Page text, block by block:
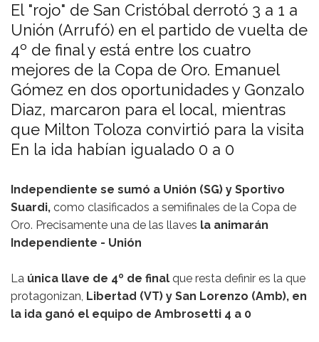
El "rojo" de San Cristóbal derrotó 3 a 1 a
Unión (Arrufó) en el partido de vuelta de
4º de final y está entre los cuatro
mejores de la Copa de Oro. Emanuel
Gómez en dos oportunidades y Gonzalo
Diaz, marcaron para el local, mientras
que Milton Toloza convirtió para la visita
En la ida habían igualado 0 a 0
Independiente se sumó a Unión (SG) y Sportivo
Suardi, como clasificados a semifinales de la Copa de
Oro. Precisamente una de las llaves la animarán
Independiente - Unión
La única llave de 4º de final que resta definir es la que
protagonizan, Libertad (VT) y San Lorenzo (Amb), en
la ida ganó el equipo de Ambrosetti 4 a 0